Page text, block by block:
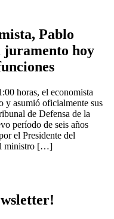
Pablo
juramento hoy
horas, el economista
y asumió oficialmente sus
de Defensa de la
período de seis años
el Presidente del
ministro […]